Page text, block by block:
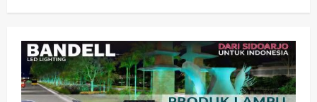
2
PWI dan Sapma PP Sidoarjo
Memanaskan Mesin Menuju Piala
Soccer
wartanusa 5 Agustus 2026